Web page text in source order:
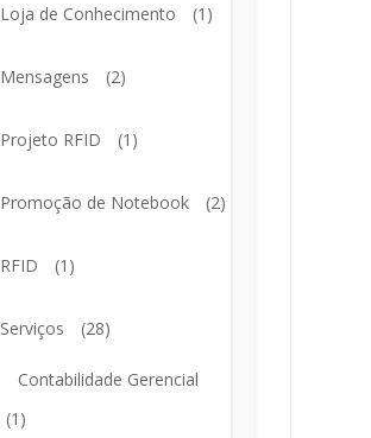
Loja de Conhecimento (1)
Mensagens (2)
Projeto RFID (1)
Promoção de Notebook (2)
RFID (1)
Serviços (28)
Contabilidade Gerencial
(1)